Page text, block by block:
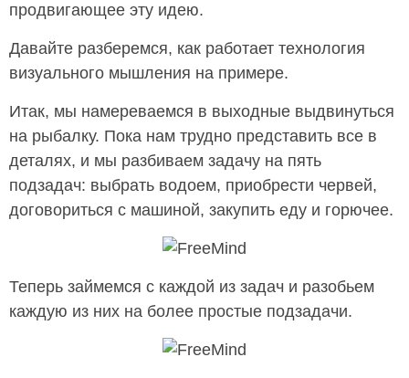
продвигающее эту идею.
Давайте разберемся, как работает технология
визуального мышления на примере.
Итак, мы намереваемся в выходные выдвинуться
на рыбалку. Пока нам трудно представить все в
деталях, и мы разбиваем задачу на пять
подзадач: выбрать водоем, приобрести червей,
договориться с машиной, закупить еду и горючее.
Теперь займемся с каждой из задач и разобьем
каждую из них на более простые подзадачи.